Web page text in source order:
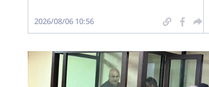
2026/08/06 10:56